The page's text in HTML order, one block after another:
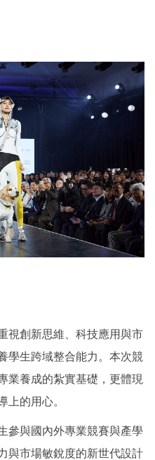
視創新思維、科技應用與市
學生跨域整合能力。本次競
業養成的紮實基礎，更體現
上的用心。
參與國內外專業競賽與產學
與市場敏銳度的新世代設計